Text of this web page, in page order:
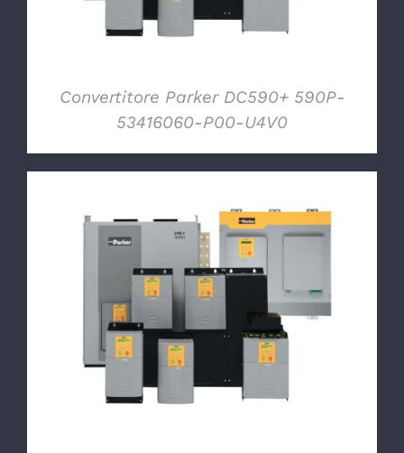
Convertitore Parker DC590+ 590P-
53416060-P00-U4V0
DETTAGLI